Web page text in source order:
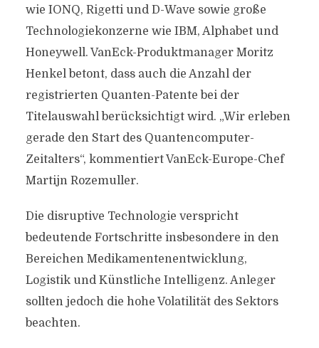
wie IONQ, Rigetti und D-Wave sowie große
Technologiekonzerne wie IBM, Alphabet und
Honeywell. VanEck-Produktmanager Moritz
Henkel betont, dass auch die Anzahl der
registrierten Quanten-Patente bei der
Titelauswahl berücksichtigt wird. „Wir erleben
gerade den Start des Quantencomputer-
Zeitalters“, kommentiert VanEck-Europe-Chef
Martijn Rozemuller.
Die disruptive Technologie verspricht
bedeutende Fortschritte insbesondere in den
Bereichen Medikamentenentwicklung,
Logistik und Künstliche Intelligenz. Anleger
sollten jedoch die hohe Volatilität des Sektors
beachten.